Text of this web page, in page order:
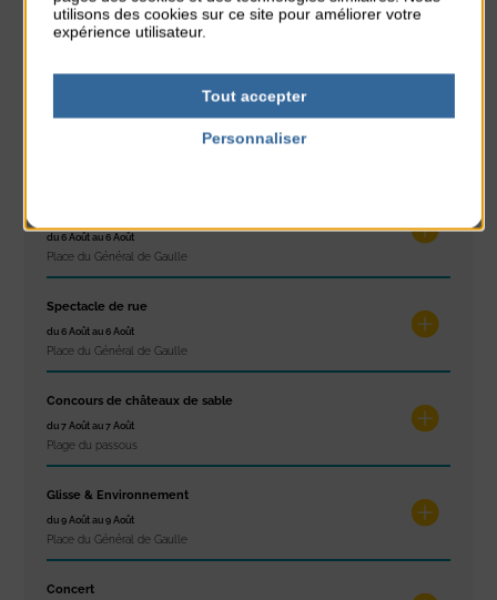
Stretching
Les ateliers d’Isa
du 6 Août au 6 Août
Place du Général de Gaulle
Spectacle de rue
du 6 Août au 6 Août
Place du Général de Gaulle
Concours de châteaux de sable
du 7 Août au 7 Août
Plage du passous
Glisse & Environnement
du 9 Août au 9 Août
Place du Général de Gaulle
Concert
utilisons des cookies sur ce site pour améliorer votre
expérience utilisateur.
Tout accepter
Personnaliser